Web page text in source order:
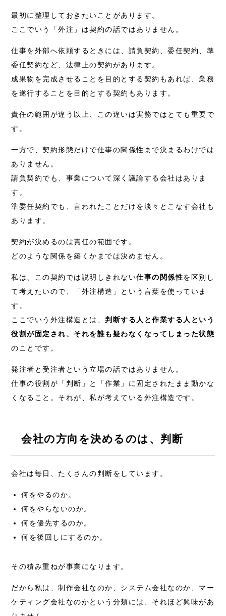
最初に整理しておきたいことがあります。
ここでいう「外注」は契約の話ではありません。
仕事を外部へ依頼するときには、請負契約、委任契約、準
委任契約など、法律上の契約があります。
成果物を完成させることを目的とする契約もあれば、業務
を遂行することを目的とする契約もあります。
責任の範囲が違う以上、この違いは実務ではとても重要で
す。
一方で、契約形態だけで仕事の関係性まで決まるわけでは
ありません。
請負契約でも、事業について深く議論する会社はありま
す。
準委任契約でも、言われたことだけを淡々とこなす会社も
あります。
契約が決めるのは責任の範囲です。
どのような関係を築くかまでは決めません。
私は、この契約では説明しきれない仕事の関係性を区別し
て考えたいので、「外注構造」という言葉を使っていま
す。
ここでいう外注構造とは、 判断する人と作業する人という
役割が固定され、それを誰も疑わなくなってしまった状態
のことです。
発注者と受注者という立場の話ではありません。
仕事の役割が「判断」と「作業」に固定されたまま動かな
くなること。それが、私が考えている外注構造です。
会社の方向を決めるのは、判断
会社は毎日、たくさんの判断をしています。
何をやるのか。
何をやらないのか。
何を優先するのか。
何を後回しにするのか。
その積み重ねが事業になります。
だから私は、制作会社なのか、システム会社なのか、マー
ケティング会社なのかという分類には、それほど興味があ